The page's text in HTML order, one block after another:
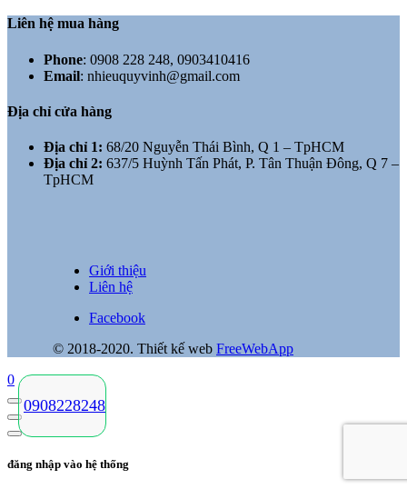
Liên hệ mua hàng
Phone: 0908 228 248, 0903410416
Email: nhieuquyvinh@gmail.com
Địa chỉ cửa hàng
Địa chỉ 1: 68/20 Nguyễn Thái Bình, Q 1 – TpHCM
Địa chỉ 2: 637/5 Huỳnh Tấn Phát, P. Tân Thuận Đông, Q 7 –
TpHCM
Giới thiệu
Liên hệ
Facebook
© 2018-2020. Thiết kế web FreeWebApp
0908228248
0
đăng nhập vào hệ thống